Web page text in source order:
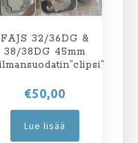
FAJS 32/36DG &
38/38DG 45mm
€50,00
Lue lisää